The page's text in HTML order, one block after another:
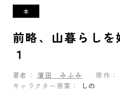
前略、山暮らし
１
著者： 濱田 みふみ 原作：
キャラクター原案：
しの